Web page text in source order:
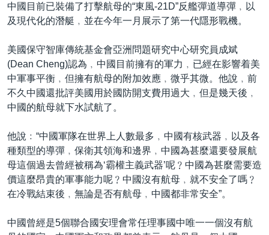
中國目前已裝備了打擊航母的“東風-21D”反艦彈道導彈﹐以
及現代化的潛艇﹐並在今年一月展示了第一代隱形戰機。
美國保守智庫傳統基金會亞洲問題研究中心研究員成斌
(Dean Cheng)認為﹐中國目前擁有的軍力﹐已經在影響着美
中軍事平衡﹐但擁有航母的附加效應﹐微乎其微。他說﹐前
不久中國還批評美國用於國防開支費用過大﹐但是幾天後﹐
中國的航母就下水試航了。
他說﹕“中國軍隊在世界上人數最多﹐中國有核武器﹐以及各
種類型的導彈﹐保衛其領海和邊界﹐中國為甚麼還要發展航
母這個過去曾經被稱為‘霸權主義武器’呢﹖中國為甚麼需要造
價這麼昂貴的軍事能力呢﹖中國沒有航母﹐就不安全了嗎﹖
在冷戰結束後﹐無論是否有航母﹐中國都非常安全”。
中國曾經是5個聯合國安理會常任理事國中唯一一個沒有航